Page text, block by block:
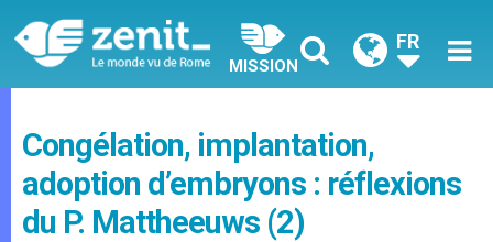
MISSION
FR
Congélation, implantation,
adoption d’embryons : réflexions
du P. Mattheeuws (2)